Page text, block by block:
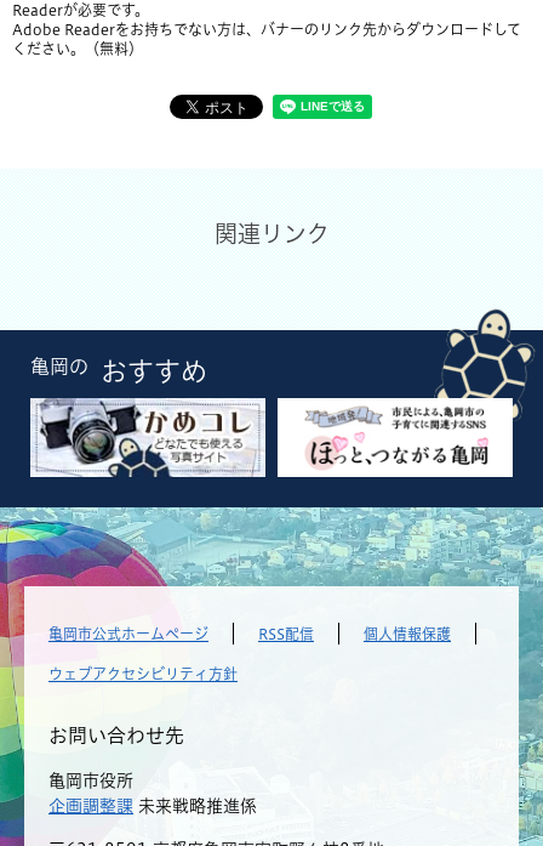
Readerが必要です。
Adobe Readerをお持ちでない方は、バナーのリンク先からダウンロードして
ください。（無料）
関連リンク
亀岡の おすすめ
亀岡市公式ホームページ RSS配信 個人情報保護
ウェブアクセシビリティ方針
お問い合わせ先
亀岡市役所
企画調整課 未来戦略推進係